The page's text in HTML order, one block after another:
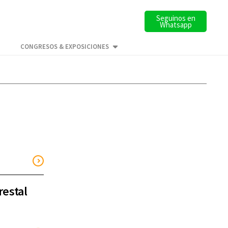
Seguinos en
Whatsapp
CONGRESOS & EXPOSICIONES